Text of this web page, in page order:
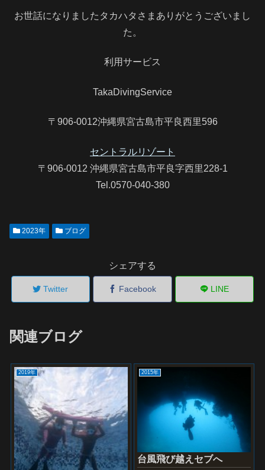
お世話になりましたタカハタさまありがとうございまし
た。
利用サービス
TakaDivingService
〒906-0012沖縄県宮古島市平良西里596
セントラルリゾート
〒906-0012 沖縄県宮古島市平良字西里228-1
Tel.0570-040-380
2023年 ブログ
シェアする
Twitter Facebook LINE
関連ブログ
2019年 2015年
台風飛び越えセブへ